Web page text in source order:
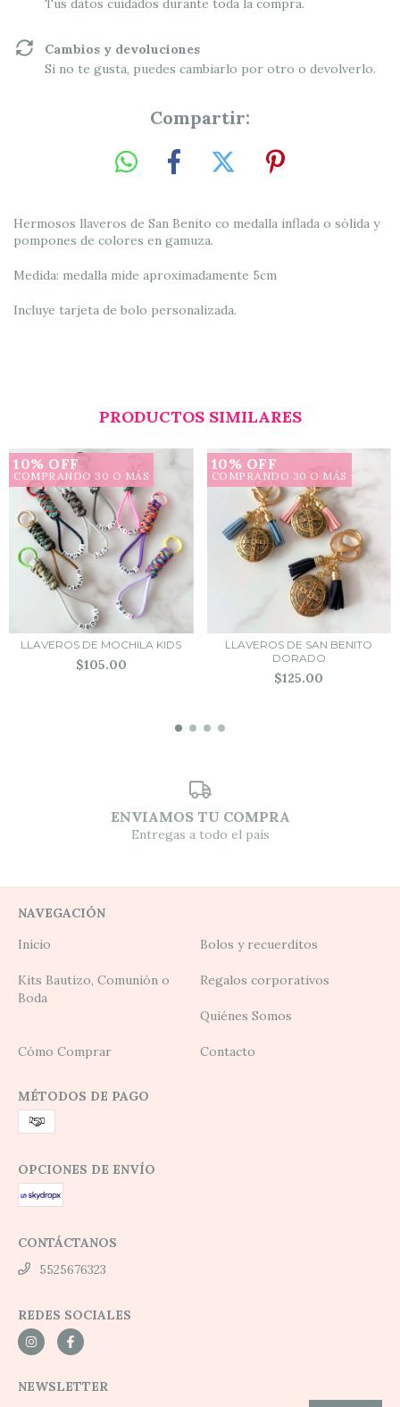
Tus datos cuidados durante toda la compra.
Cambios y devoluciones
Si no te gusta, puedes cambiarlo por otro o devolverlo.
Compartir:
Hermosos llaveros de San Benito co medalla inflada o sólida y
pompones de colores en gamuza.
Medida: medalla mide aproximadamente 5cm
Incluye tarjeta de bolo personalizada.
PRODUCTOS SIMILARES
10% OFF
COMPRANDO 30 O MÁS
LLAVEROS DE MOCHILA KIDS
$105.00
10% OFF
COMPRANDO 30 O MÁS
LLAVEROS DE SAN BENITO
DORADO
$125.00
ENVIAMOS TU COMPRA
Entregas a todo el país
NAVEGACIÓN
Inicio
Bolos y recuerditos
Kits Bautizo, Comunión o
Boda
Regalos corporativos
Quiénes Somos
Cómo Comprar Contacto
MÉTODOS DE PAGO
OPCIONES DE ENVÍO
CONTÁCTANOS
5525676323
REDES SOCIALES
NEWSLETTER